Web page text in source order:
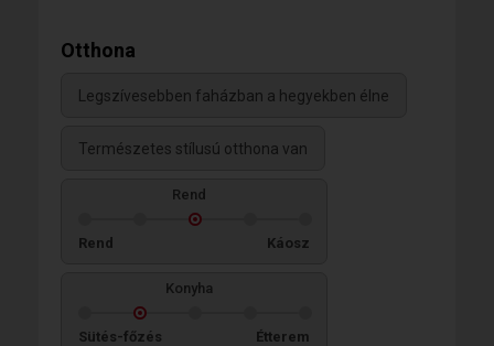
Otthona
Legszívesebben faházban a hegyekben élne
Természetes stílusú otthona van
Rend
Rend Káosz
Konyha
Sütés-főzés Étterem